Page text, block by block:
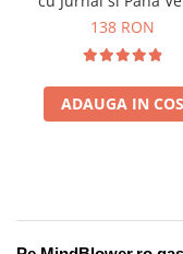
138 RON
ADAUGA IN COS